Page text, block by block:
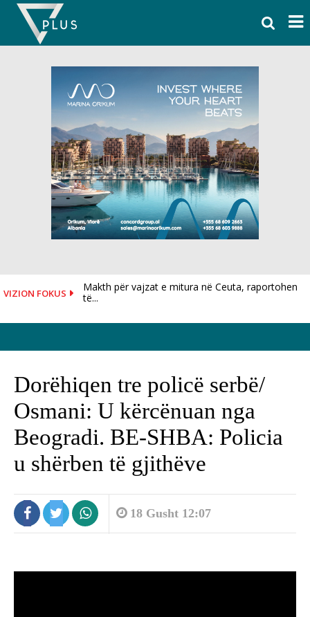
Skip
content
VIZION FOKUS
Makth për vajzat e mitura në Ceuta, raportohen
të...
Dorëhiqen tre policë serbë/
Osmani: U kërcënuan nga
Beogradi. BE-SHBA: Policia
u shërben të gjithëve
18 Gusht 12:07